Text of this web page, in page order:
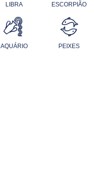
LIBRA ESCORPIÃO
AQUÁRIO PEIXES